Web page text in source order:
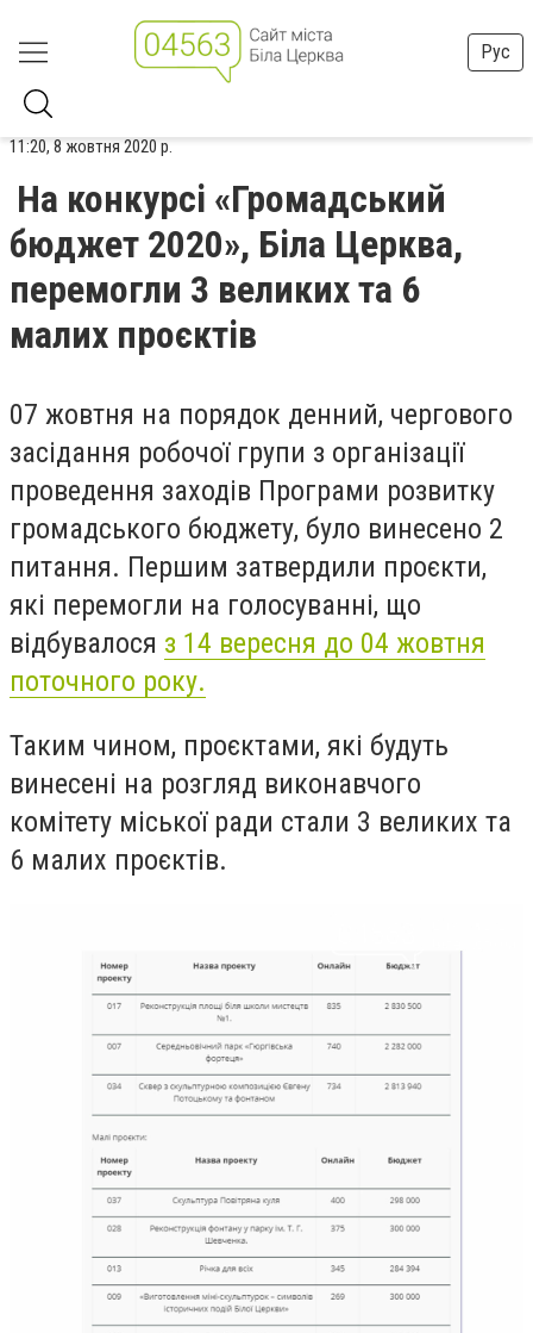
Рус
11:20, 8 жовтня 2020 р.
На конкурсі «Громадський
бюджет 2020», Біла Церква,
перемогли 3 великих та 6
малих проєктів
07 жовтня на порядок денний, чергового
засідання робочої групи з організації
проведення заходів Програми розвитку
громадського бюджету, було винесено 2
питання. Першим затвердили проєкти,
які перемогли на голосуванні, що
відбувалося з 14 вересня до 04 жовтня
поточного року.
Таким чином, проєктами, які будуть
винесені на розгляд виконавчого
комітету міської ради стали 3 великих та
6 малих проєктів.